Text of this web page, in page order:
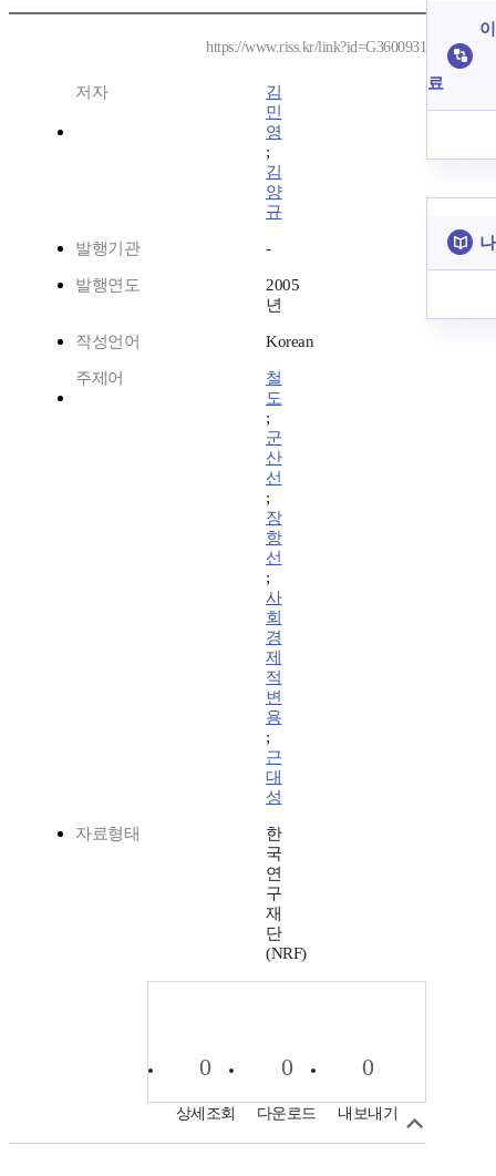
https://www.riss.kr/link?id=G3600931
저자
김
민
영
;
김
양
규
발행기관 -
발행연도
2005
년
작성언어 Korean
주제어
철
도
;
군
산
선
;
장
항
선
;
사
회
경
제
적
변
용
;
근
대
성
자료형태
한
국
연
구
재
단
(NRF)
0
상세조회
0
다운로드
0
내보내기
료